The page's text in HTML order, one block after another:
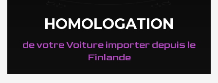
HOMOLOGATION
de votre Voiture importer depuis le
Finlande